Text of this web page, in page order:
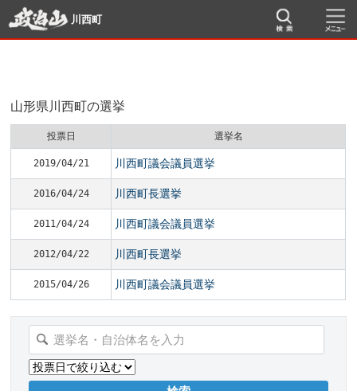
川西町
山形県川西町の選挙
投票日 選挙名
2019/04/21 川西町議会議員選挙
2016/04/24 川西町長選挙
2011/04/24 川西町議会議員選挙
2012/04/22 川西町長選挙
2015/04/26 川西町議会議員選挙